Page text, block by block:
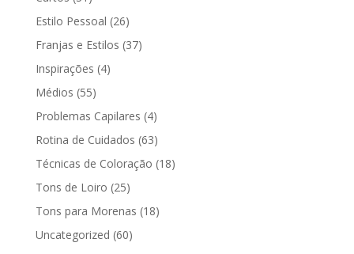
Estilo Pessoal (26)
Franjas e Estilos (37)
Inspirações (4)
Médios (55)
Problemas Capilares (4)
Rotina de Cuidados (63)
Técnicas de Coloração (18)
Tons de Loiro (25)
Tons para Morenas (18)
Uncategorized (60)